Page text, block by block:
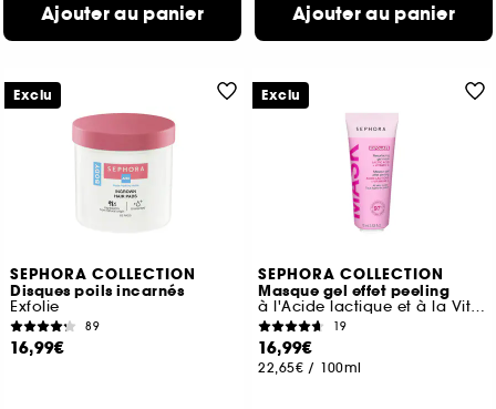
Ajouter au panier Ajouter au panier
SEPHORA COLLECTION
Disques poils incarnés
Exfolie
89
16,99€
Exclu
SEPHORA COLLECTION
Masque gel effet peeling
à l'Acide lactique et à la Vitamine C
19
16,99€
22,65€ / 100ml
Exclu